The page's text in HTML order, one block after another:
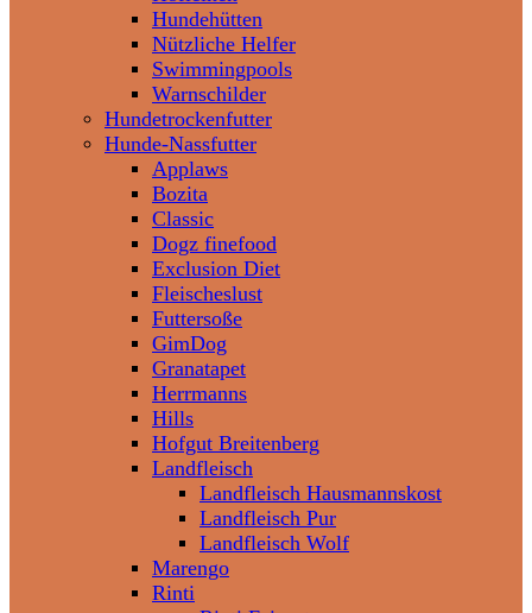
Hundehütten
Nützliche Helfer
Swimmingpools
Warnschilder
Hundetrockenfutter
Hunde-Nassfutter
Applaws
Bozita
Classic
Dogz finefood
Exclusion Diet
Fleischeslust
Futtersoße
GimDog
Granatapet
Herrmanns
Hills
Hofgut Breitenberg
Landfleisch
Landfleisch Hausmannskost
Landfleisch Pur
Landfleisch Wolf
Marengo
Rinti